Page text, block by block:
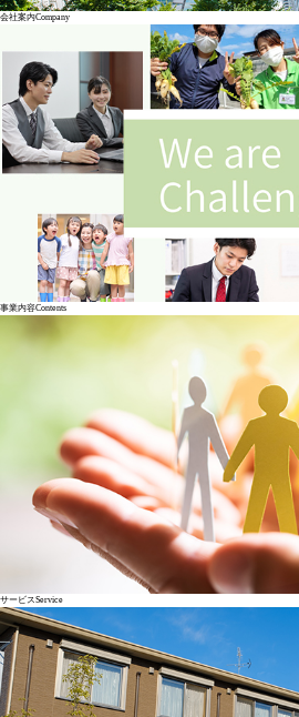
会社案内Company
事業内容Contents
サービスService